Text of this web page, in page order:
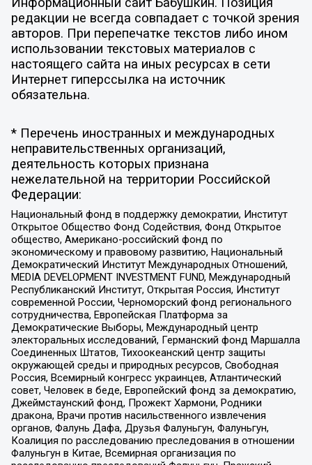
редакции не всегда совпадает с точкой зрения
авторов. При перепечатке текстов либо ином
использовании текстовых материалов с
настоящего сайта на иных ресурсах в сети
Интернет гиперссылка на источник
обязательна.
* Перечень иностранных и международных
неправительственных организаций,
деятельность которых признана
нежелательной на территории Российской
Федерации:
Национальный фонд в поддержку демократии, Институт
Открытое Общество Фонд Содействия, Фонд Открытое
общество, Американо-российский фонд по
экономическому и правовому развитию, Национальный
Демократический Институт Международных Отношений,
MEDIA DEVELOPMENT INVESTMENT FUND, Международный
Республиканский Институт, Открытая Россия, Институт
современной России, Черноморский фонд регионального
сотрудничества, Европейская Платформа за
Демократические Выборы, Международный центр
электоральных исследований, Германский фонд Маршалла
Соединенных Штатов, Тихоокеанский центр защиты
окружающей среды и природных ресурсов, Свободная
Россия, Всемирный конгресс украинцев, Атлантический
совет, Человек в беде, Европейский фонд за демократию,
Джеймстаунский фонд, Прожект Хармони, Родники
дракона, Врачи против насильственного извлечения
органов, Фалунь Дафа, Друзья Фалуньгун, Фалуньгун,
Коалиция по расследованию преследования в отношении
Фалуньгун в Китае, Всемирная организация по